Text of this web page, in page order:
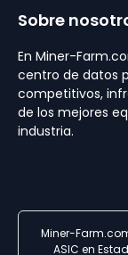
Sobre
En Miner-
centro de datos
competitivos,
de los mejores
industria.
Miner-
ASIC en